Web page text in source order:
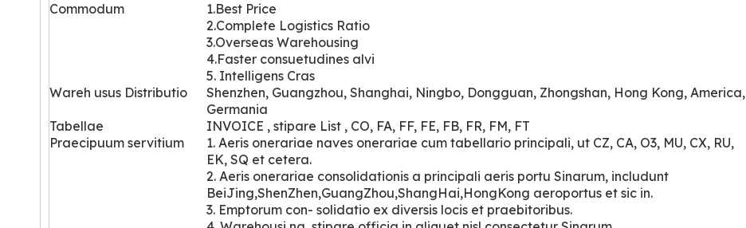
Commodum
1.Best Price
2.Complete Logistics Ratio
3.Overseas Warehousing
4.Faster consuetudines alvi
5. Intelligens Cras
Wareh usus Distributio
Shenzhen, Guangzhou, Shanghai, Ningbo, Dongguan, Zhongshan, Hong Kong, America,
Germania
Tabellae
INVOICE , stipare List , CO, FA, FF, FE, FB, FR, FM, FT
Praecipuum servitium
1. Aeris onerariae naves onerariae cum tabellario principali, ut CZ, CA, O3, MU, CX, RU,
EK, SQ et cetera.
2. Aeris onerariae consolidationis a principali aeris portu Sinarum, includunt
BeiJing,ShenZhen,GuangZhou,ShangHai,HongKong aeroportus et sic in.
3. Emptorum con- solidatio ex diversis locis et praebitoribus.